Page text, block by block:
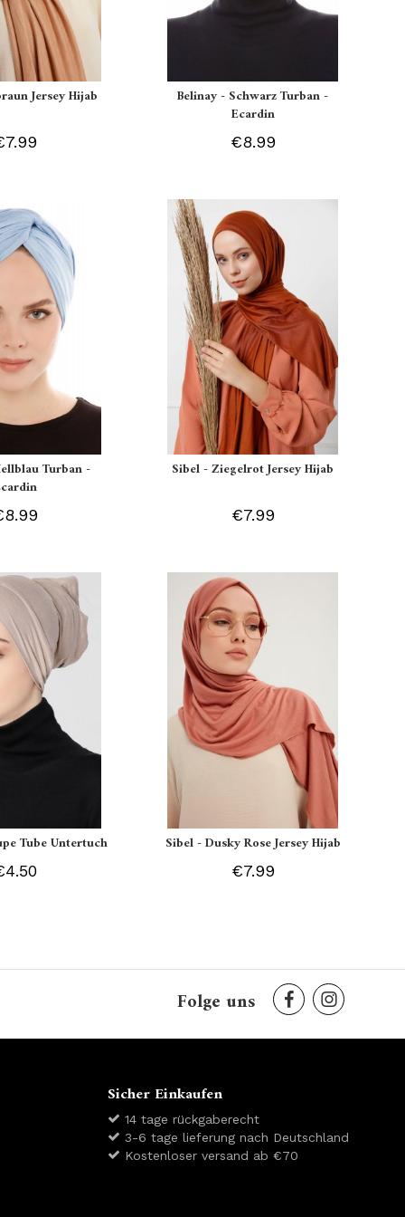
Jersey Hijab
Belinay - Schwarz Turban -
Ecardin
€8.99
Turban -
Sibel - Ziegelrot Jersey Hijab
€7.99
Tube Untertuch Sibel - Dusky Rose Jersey Hijab
€7.99
Folge uns
Sicher Einkaufen
14 tage rückgaberecht
3-6 tage lieferung nach Deutschland
Kostenloser versand ab €70